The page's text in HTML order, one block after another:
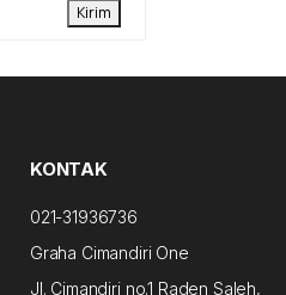
Kirim
KONTAK
021-31936736
Graha Cimandiri One
Jl. Cimandiri no.1 Raden Saleh,